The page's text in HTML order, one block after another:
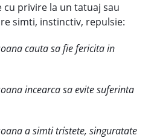
privire la un tatuaj sau
simti, instinctiv, repulsie:
cauta sa fie fericita in
incearca sa evite suferinta
a simti tristete, singuratate